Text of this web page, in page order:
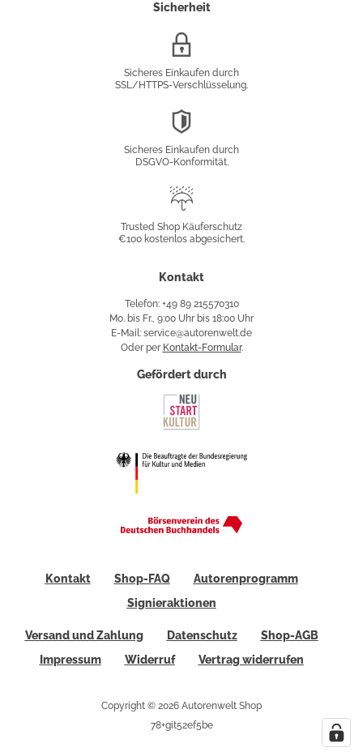
Sicherheit
Sicheres Einkaufen durch
SSL/HTTPS-Verschlüsselung.
Sicheres Einkaufen durch
DSGVO-Konformität.
Käuferschutz
Trusted Shop Käuferschutz
€100 kostenlos abgesichert.
Kontakt
Telefon: +49 89 215570310
Mo. bis Fr., 9:00 Uhr bis 18:00 Uhr
E-Mail: service@autorenwelt.de
Oder per Kontakt-Formular.
Gefördert durch
Kontakt Shop-FAQ
Autorenprogramm
Signieraktionen
Versand und Zahlung Datenschutz
Shop-AGB
Impressum
Widerruf Vertrag widerrufen
Copyright © 2026 Autorenwelt Shop
78+git52ef5be